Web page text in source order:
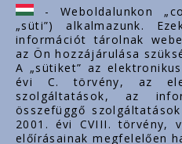
ertekesites@styron.hu
export@styron.hu
www.styron.hu
Linkuri importante
- Weboldalunkon
„süti”) alkalmazunk.
információt tárolnak
az Ön hozzájárulása
A „sütiket” az
évi C. törvény, az
szolgáltatások, az
összefüggő
2001. évi CVIII. törvény,
előírásainak megfelelően